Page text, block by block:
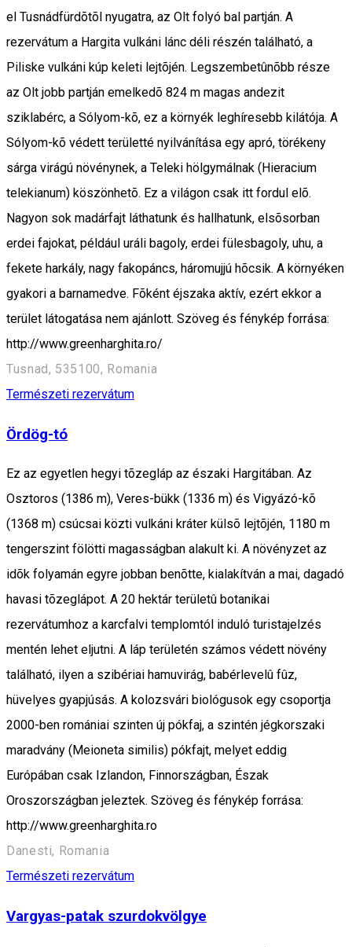
el Tusnádfürdõtõl nyugatra, az Olt folyó bal partján. A
rezervátum a Hargita vulkáni lánc déli részén található, a
Piliske vulkáni kúp keleti lejtõjén. Legszembetûnõbb része
az Olt jobb partján emelkedõ 824 m magas andezit
sziklabérc, a Sólyom-kõ, ez a környék leghíresebb kilátója. A
Sólyom-kõ védett területté nyilvánítása egy apró, törékeny
sárga virágú növénynek, a Teleki hölgymálnak (Hieracium
telekianum) köszönhetõ. Ez a világon csak itt fordul elõ.
Nagyon sok madárfajt láthatunk és hallhatunk, elsõsorban
erdei fajokat, például uráli bagoly, erdei fülesbagoly, uhu, a
fekete harkály, nagy fakopáncs, háromujjú hõcsik. A környéken
gyakori a barnamedve. Fõként éjszaka aktív, ezért ekkor a
terület látogatása nem ajánlott. Szöveg és fénykép forrása:
http://www.greenharghita.ro/
Tusnad, 535100, Romania
Természeti rezervátum
Ördög-tó
Ez az egyetlen hegyi tõzegláp az északi Hargitában. Az
Osztoros (1386 m), Veres-bükk (1336 m) és Vigyázó-kõ
(1368 m) csúcsai közti vulkáni kráter külsõ lejtõjén, 1180 m
tengerszint fölötti magasságban alakult ki. A növényzet az
idõk folyamán egyre jobban benõtte, kialakítván a mai, dagadó
havasi tõzeglápot. A 20 hektár területû botanikai
rezervátumhoz a karcfalvi templomtól induló turistajelzés
mentén lehet eljutni. A láp területén számos védett növény
található, ilyen a szibériai hamuvirág, babérlevelû fûz,
hüvelyes gyapjúsás. A kolozsvári biológusok egy csoportja
2000-ben romániai szinten új pókfaj, a szintén jégkorszaki
maradvány (Meioneta similis) pókfajt, melyet eddig
Európában csak Izlandon, Finnországban, Észak
Oroszországban jeleztek. Szöveg és fénykép forrása:
http://www.greenharghita.ro
Danesti, Romania
Természeti rezervátum
Vargyas-patak szurdokvölgye